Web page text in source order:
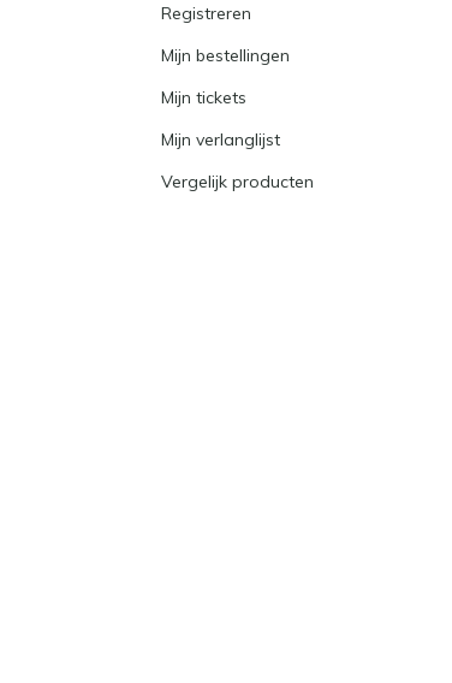
Registreren
Mijn bestellingen
Mijn tickets
Mijn verlanglijst
Vergelijk producten